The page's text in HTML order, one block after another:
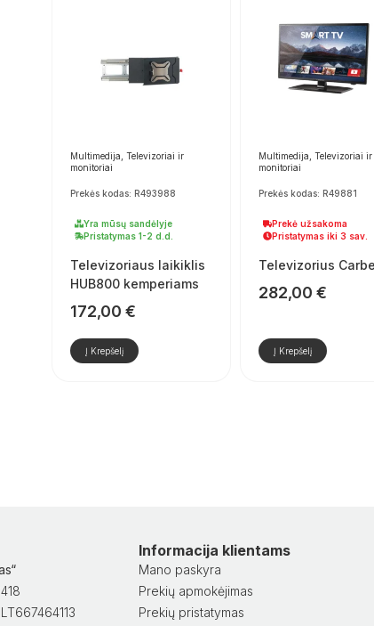
Multimedija, Televizoriai ir
monitoriai
Prekės kodas: R493988
Yra mūsų sandėlyje
Pristatymas 1-2 d.d.
Televizoriaus laikiklis
HUB800 kemperiams
172,00 €
Į Krepšelį
Multimedija, Televizoriai ir
monitoriai
Prekės kodas: R49881
Prekė užsakoma
Pristatymas iki 3 sav.
Televizorius
282,00€
Į Krepšelį
Informacija klientams
Mano paskyra
Prekių apmokėjimas
Prekių pristatymas